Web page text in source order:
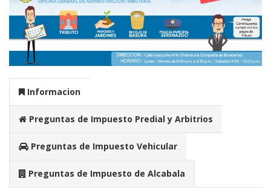
Informacion
Preguntas de Impuesto Predial y Arbitrios
Preguntas de Impuesto Vehicular
Preguntas de Impuesto de Alcabala